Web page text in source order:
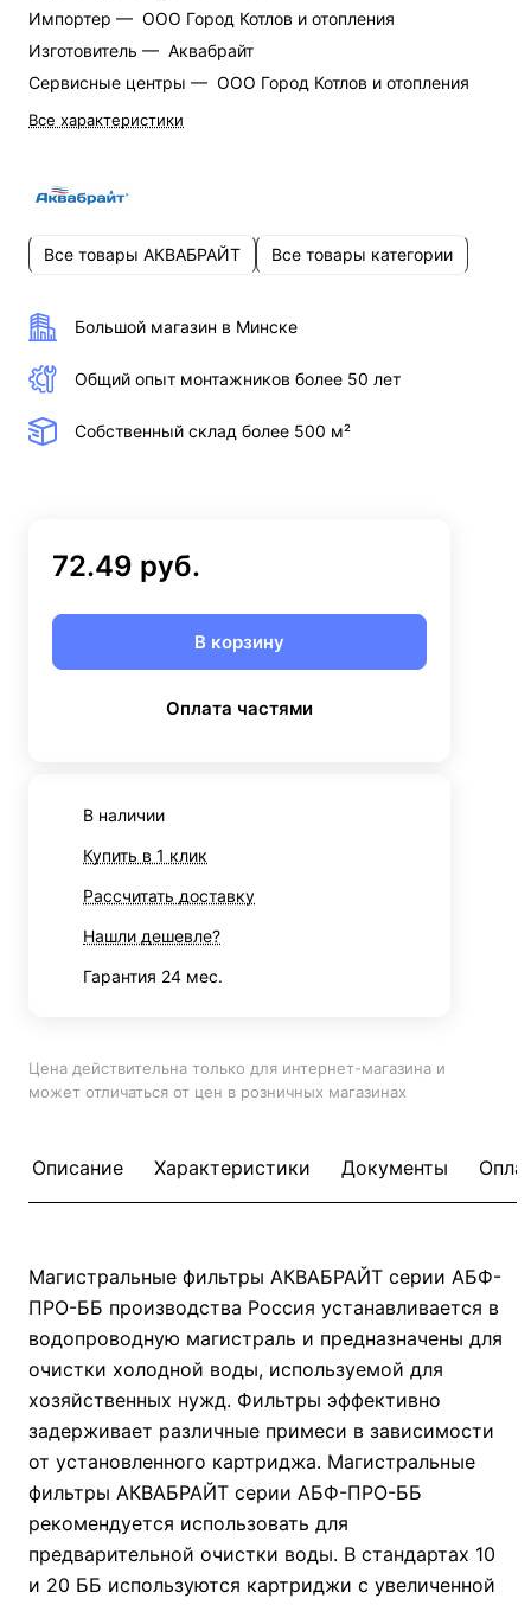
Импортер — ООО Город Котлов и отопления
Изготовитель — Аквабрайт
Cервисные центры — ООО Город Котлов и отопления
Все характеристики
Все товары АКВАБРАЙТ Все товары категории
Большой магазин в Минске
Общий опыт монтажников более 50 лет
Собственный склад более 500 м²
72.49 руб.
В корзину
Оплата частями
В наличии
Купить в 1 клик
Рассчитать доставку
Нашли дешевле?
Гарантия 24 мес.
Цена действительна только для интернет-магазина и
может отличаться от цен в розничных магазинах
Описание Характеристики Документы
Магистральные фильтры АКВАБРАЙТ серии АБФ-
ПРО-ББ производства Россия устанавливается в
водопроводную магистраль и предназначены для
очистки холодной воды, используемой для
хозяйственных нужд. Фильтры эффективно
задерживает различные примеси в зависимости
от установленного картриджа. Магистральные
фильтры АКВАБРАЙТ серии АБФ-ПРО-ББ
рекомендуется использовать для
предварительной очистки воды. В стандартах 10
и 20 ББ используются картриджи с увеличенной